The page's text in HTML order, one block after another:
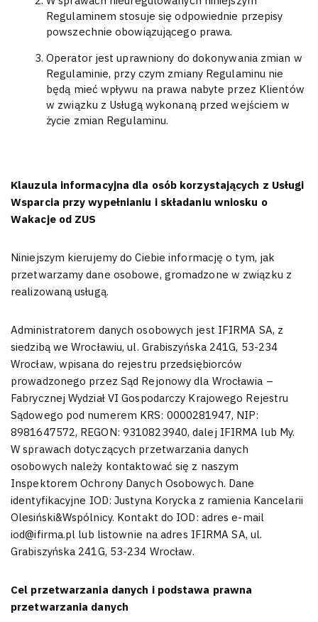
Regulaminem stosuje się odpowiednie przepisy
powszechnie obowiązującego prawa.
Operator jest uprawniony do dokonywania zmian w
Regulaminie, przy czym zmiany Regulaminu nie
będą mieć wpływu na prawa nabyte przez Klientów
w związku z Usługą wykonaną przed wejściem w
życie zmian Regulaminu.
Klauzula informacyjna dla osób korzystających z Usługi
Wsparcia przy wypełnianiu i składaniu wniosku o
Wakacje od ZUS
Niniejszym kierujemy do Ciebie informację o tym, jak
przetwarzamy dane osobowe, gromadzone w związku z
realizowaną usługą.
Administratorem danych osobowych jest IFIRMA SA, z
siedzibą we Wrocławiu, ul. Grabiszyńska 241G, 53-234
Wrocław, wpisana do rejestru przedsiębiorców
prowadzonego przez Sąd Rejonowy dla Wrocławia –
Fabrycznej Wydział VI Gospodarczy Krajowego Rejestru
Sądowego pod numerem KRS: 0000281947, NIP:
8981647572, REGON: 9310823940, dalej IFIRMA lub My.
W sprawach dotyczących przetwarzania danych
osobowych należy kontaktować się z naszym
Inspektorem Ochrony Danych Osobowych. Dane
identyfikacyjne IOD: Justyna Korycka z ramienia Kancelarii
Olesiński&Wspólnicy. Kontakt do IOD: adres e-mail
iod@ifirma.pl lub listownie na adres IFIRMA SA, ul.
Grabiszyńska 241G, 53-234 Wrocław.
Cel przetwarzania danych i podstawa prawna
przetwarzania danych